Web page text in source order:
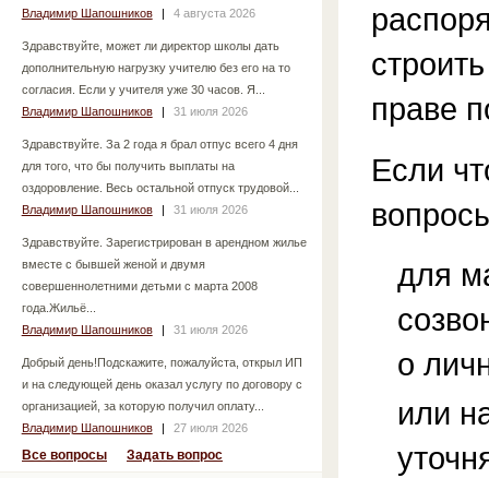
Владимир Шапошников
| 4 августа 2026
Здравствуйте, может ли директор школы дать
дополнительную нагрузку учителю без его на то
согласия. Если у учителя уже 30 часов. Я...
Владимир Шапошников
| 31 июля 2026
Здравствуйте. За 2 года я брал отпус всего 4 дня
для того, что бы получить выплаты на
оздоровление. Весь остальной отпуск трудовой...
Владимир Шапошников
| 31 июля 2026
Здравствуйте. Зарегистрирован в арендном жилье
вместе с бывшей женой и двумя
совершеннолетними детьми с марта 2008
года.Жильё...
Владимир Шапошников
| 31 июля 2026
Добрый день!Подскажите, пожалуйста, открыл ИП
и на следующей день оказал услугу по договору с
организацией, за которую получил оплату...
Владимир Шапошников
| 27 июля 2026
Все вопросы Задать вопрос
праве
Если
для
о
или